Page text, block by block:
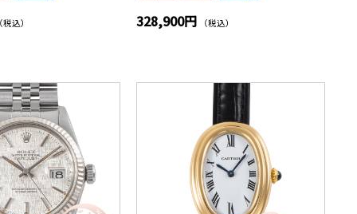
税込） 328,900円 （税込）